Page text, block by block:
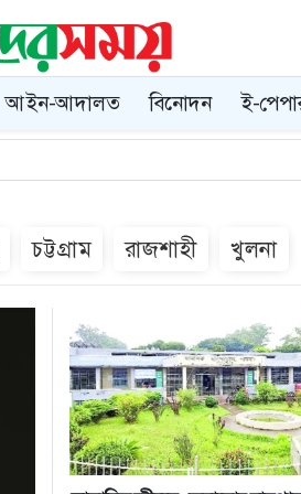
আইন-আদালত বিনোদন ই-
চট্টগ্রাম রাজশাহী খুলনা